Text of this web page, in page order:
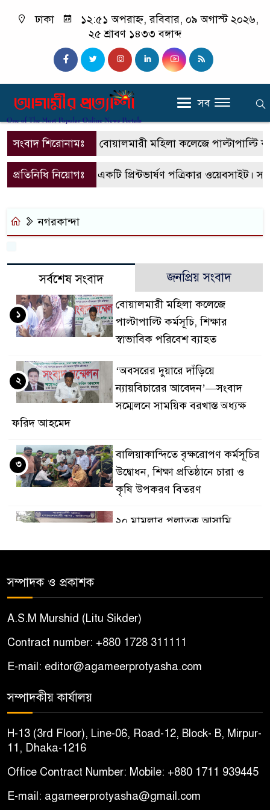
ঢাকা
১২:৫১ অপরাহ্ন, রবিবার, ০৯ অগাস্ট ২০২৬,
২৫ শ্রাবণ ১৪৩৩ বঙ্গাব্দ
সব
সংবাদ শিরোনামঃ বোয়ালমারী মহিলা কলেজে পাল্টাপাল্টি
প্রতিনিধি নিয়োগঃএটি একটি প্রিন্টভার্ষণ পত্রিকার ওয়েবসাইট।
নগরকান্দা
সর্বশেষ সংবাদ জনপ্রিয় সংবাদ
বোয়ালমারী মহিলা কলেজে
পাল্টাপাল্টি কর্মসূচি, শিক্ষার
স্বাভাবিক পরিবেশ ব্যাহত
১
‘অবসরের দুয়ারে দাঁড়িয়ে
ন্যায়বিচারের আবেদন’—সংবাদ
সম্মেলনে সাময়িক বরখাস্ত অধ্যক্ষ
ফরিদ আহমেদ
২
বালিয়াকান্দিতে বৃক্ষরোপণ কর্মসূচির
উদ্বোধন, শিক্ষা প্রতিষ্ঠানে চারা ও
কৃষি উপকরণ বিতরণ
৩
২০ মামলার পলাতক আসামি
পরিবার
৫
চাল জব্দের ঘটনায় ষড়যন্ত্রের
৬
পরীক্ষা
৭
বোয়ালমারীতে সাবেক কাউন্সিলরের
বাড়ি থেকে ইমাম-মুয়াজ্জিনদের
সম্পাদক ও প্রকাশক
A.S.M Murshid (Litu Sikder)
Contract number: +880 1728 311111
E-mail: editor@agameerprotyasha.com
সম্পাদকীয় কার্যালয়
H-13 (3rd Floor), Line-06, Road-12, Block- B, Mirpur-
11, Dhaka-1216
Office Contract Number: Mobile: +880 1711 939445
E-mail: agameerprotyasha@gmail.com